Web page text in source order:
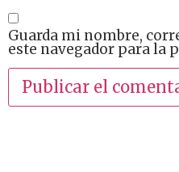
Guarda mi nombre,
este navegador para la